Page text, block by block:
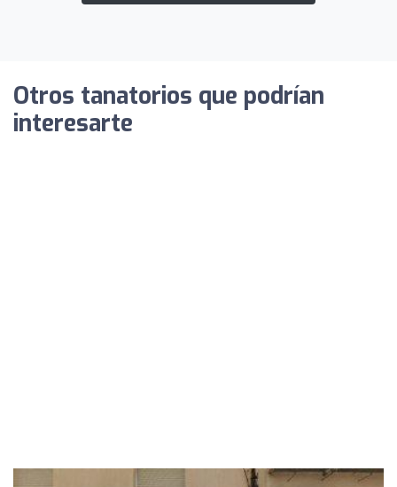
Otros tanatorios que podrían
interesarte